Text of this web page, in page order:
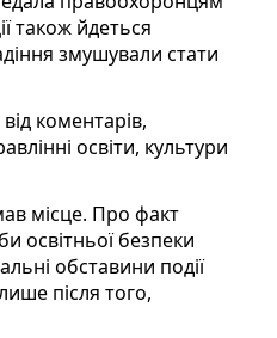
також йдеться
змушували стати
коментарів,
освіти, культури
місце. Про факт
освітньої безпеки
обставини події
після того,